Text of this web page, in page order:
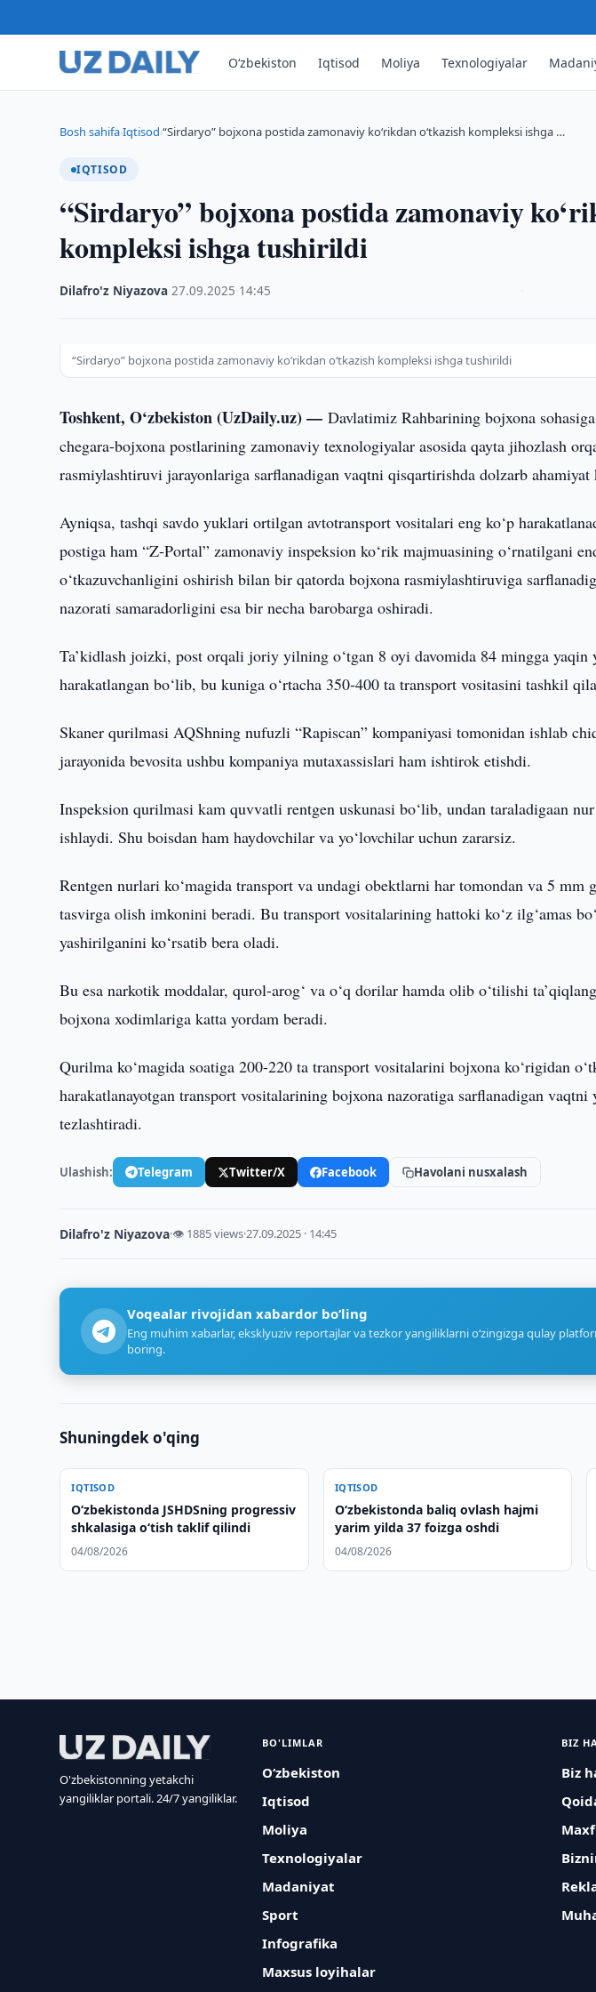
O‘zbekiston Iqtisod Moliya Texnologiyalar
Bosh sahifa›Iqtisod›“Sirdaryo” bojxona postida zamonaviy ko‘rikdan o‘tkazish kompleksi ishga …
IQTISOD
“Sirdaryo” bojxona postida zamonaviy
kompleksi ishga tushirildi
Dilafro'z Niyazova ·27.09.2025 14:45
“Sirdaryo” bojxona postida zamonaviy ko‘rikdan o‘tkazish kompleksi ishga tushirildi
Toshkent, O‘zbekiston (UzDaily.uz) —Davlatimiz Rahbarining bojxona
chegara-bojxona postlarining zamonaviy texnologiyalar asosida qayta jihozlash
rasmiylashtiruvi jarayonlariga sarflanadigan vaqtni qisqartirishda dolzarb ahamiyat
Ayniqsa, tashqi savdo yuklari ortilgan avtotransport vositalari eng ko‘p
postiga ham “Z-Portal” zamonaviy inspeksion ko‘rik majmuasining o‘rnatilgani
o‘tkazuvchanligini oshirish bilan bir qatorda bojxona rasmiylashtiruviga
nazorati samaradorligini esa bir necha barobarga oshiradi.
Ta’kidlash joizki, post orqali joriy yilning o‘tgan 8 oyi davomida 84 mingga yaqin
harakatlangan bo‘lib, bu kuniga o‘rtacha 350-400 ta transport vositasini tashkil
Skaner qurilmasi AQShning nufuzli “Rapiscan” kompaniyasi tomonidan ishlab
jarayonida bevosita ushbu kompaniya mutaxassislari ham ishtirok etishdi.
Inspeksion qurilmasi kam quvvatli rentgen uskunasi bo‘lib, undan taraladigaan
ishlaydi. Shu boisdan ham haydovchilar va yo‘lovchilar uchun zararsiz.
Rentgen nurlari ko‘magida transport va undagi obektlarni har tomondan va 5 mm
tasvirga olish imkonini beradi. Bu transport vositalarining hattoki ko‘z ilg‘amas
yashirilganini ko‘rsatib bera oladi.
Bu esa narkotik moddalar, qurol-arog‘ va o‘q dorilar hamda olib o‘tilishi
bojxona xodimlariga katta yordam beradi.
Qurilma ko‘magida soatiga 200-220 ta transport vositalarini bojxona ko‘rigidan
harakatlanayotgan transport vositalarining bojxona nazoratiga sarflanadigan
tezlashtiradi.
Ulashish: Telegram Twitter/X Facebook Havolani nusxalash
Dilafro'z Niyazova·👁 1885 views·27.09.2025 · 14:45
Voqealar rivojidan xabardor bo‘ling
Eng muhim xabarlar, eksklyuziv reportajlar va tezkor yangiliklarni o‘zingizga qulay
boring.
Shuningdek o'qing
IQTISOD
O‘zbekistonda JSHDSning progressiv
shkalasiga o‘tish taklif qilindi
04/08/2026
IQTISOD
O‘zbekistonda baliq ovlash hajmi
yarim yilda 37 foizga oshdi
04/08/2026
O'zbekistonning yetakchi
yangiliklar portali. 24/7 yangiliklar.
BO'LIMLAR
O‘zbekiston
Iqtisod
Moliya
Texnologiyalar
Madaniyat
Sport
Infografika
Maxsus loyihalar
BIZ
Biz